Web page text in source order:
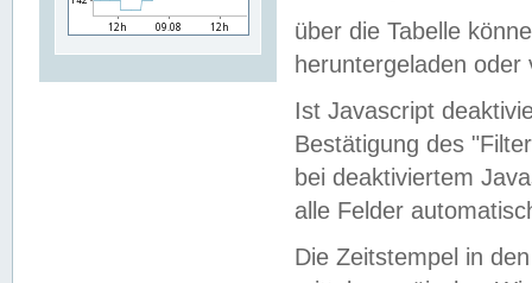
über die Tabelle
heruntergeladen oder
Ist Javascript
Bestätigung des
bei deaktiviertem
alle Felder
Die Zeitstempel in